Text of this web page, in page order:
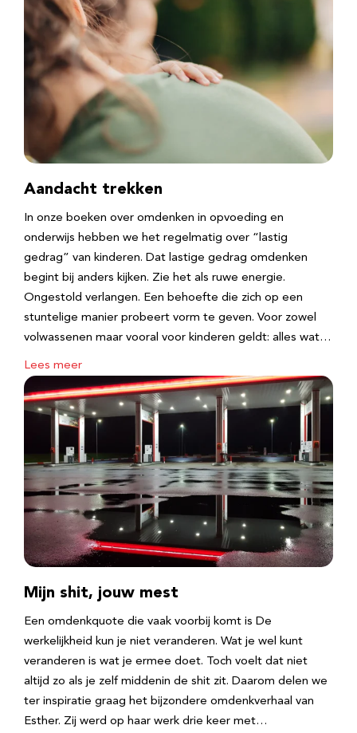
Aandacht trekken
In onze boeken over omdenken in opvoeding en
onderwijs hebben we het regelmatig over “lastig
gedrag” van kinderen. Dat lastige gedrag omdenken
begint bij anders kijken. Zie het als ruwe energie.
Ongestold verlangen. Een behoefte die zich op een
stuntelige manier probeert vorm te geven. Voor zowel
volwassenen maar vooral voor kinderen geldt: alles wat…
Lees meer
Mijn shit, jouw mest
Een omdenkquote die vaak voorbij komt is De
werkelijkheid kun je niet veranderen. Wat je wel kunt
veranderen is wat je ermee doet. Toch voelt dat niet
altijd zo als je zelf middenin de shit zit. Daarom delen we
ter inspiratie graag het bijzondere omdenkverhaal van
Esther. Zij werd op haar werk drie keer met…